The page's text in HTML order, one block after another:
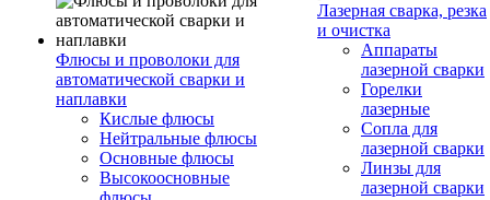
Флюсы и проволоки для
автоматической сварки и
наплавки
Кислые флюсы
Нейтральные флюсы
Основные флюсы
Высокоосновные
Лазерная сварка, резка
и очистка
Аппараты
лазерной сварки
Горелки
лазерные
Сопла для
лазерной сварки
Линзы для
лазерной сварки